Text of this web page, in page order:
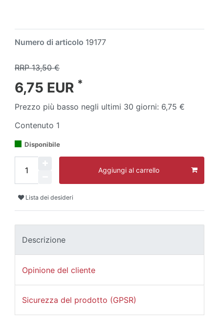
Numero di articolo 19177
RRP 13,50 €
6,75 EUR *
Prezzo più basso negli ultimi 30 giorni: 6,75 €
Contenuto 1
Disponibile
Aggiungi al carrello
Lista dei desideri
Descrizione
Opinione del cliente
Sicurezza del prodotto (GPSR)